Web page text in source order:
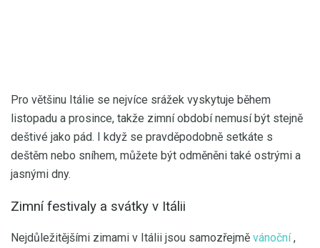
Pro většinu Itálie se nejvíce srážek vyskytuje během
listopadu a prosince, takže zimní období nemusí být stejně
deštivé jako pád. I když se pravděpodobně setkáte s
deštěm nebo sníhem, můžete být odměněni také ostrými a
jasnými dny.
Zimní festivaly a svátky v Itálii
Nejdůležitějšími zimami v Itálii jsou samozřejmě vánoční,